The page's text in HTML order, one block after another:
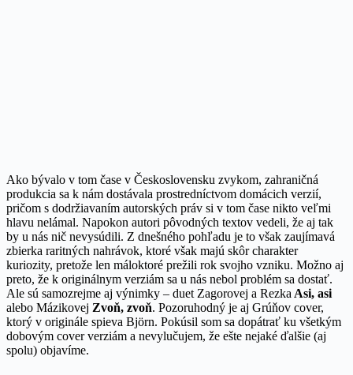
Ako bývalo v tom čase v Československu zvykom, zahraničná
produkcia sa k nám dostávala prostredníctvom domácich verzií,
pričom s dodržiavaním autorských práv si v tom čase nikto veľmi
hlavu nelámal. Napokon autori pôvodných textov vedeli, že aj tak
by u nás nič nevysúdili. Z dnešného pohľadu je to však zaujímavá
zbierka raritných nahrávok, ktoré však majú skôr charakter
kuriozity, pretože len máloktoré prežili rok svojho vzniku. Možno aj
preto, že k originálnym verziám sa u nás nebol problém sa dostať.
Ale sú samozrejme aj výnimky – duet Zagorovej a RezkaAsi, asi
alebo Mázikovej Zvoň, zvoň. Pozoruhodný je aj Grúňov cover,
ktorý v originále spieva Björn. Pokúsil som sa dopátrať ku všetkým
dobovým cover verziám a nevylučujem, že ešte nejaké ďalšie (aj
spolu) objavíme.